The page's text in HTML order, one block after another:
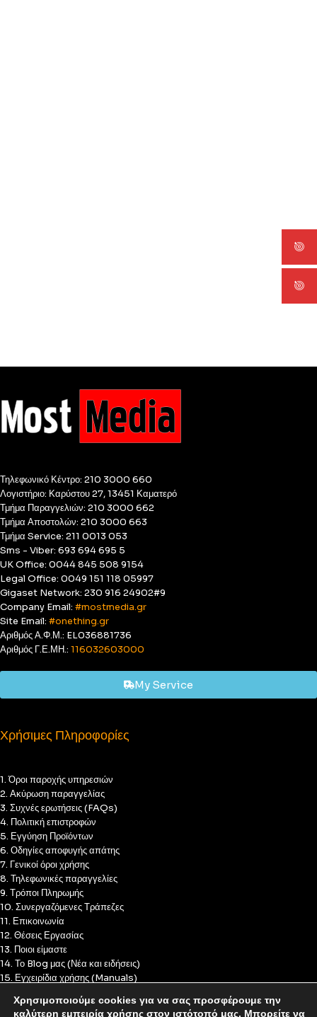
Τηλεφωνικό Κέντρο: 210 3000 660
Λογιστήριο: Καρύστου 27, 13451 Καματερό
Τμήμα Παραγγελιών: 210 3000 662
Τμήμα Αποστολών: 210 3000 663
Τμήμα Service: 211 0013 053
Sms - Viber: 693 694 695 5
UK Office: 0044 845 508 9154
Legal Office: 0049 151 118 05997
Gigaset Network: 230 916 24902#9
Company Email: #mostmedia.gr
Site Email: #onething.gr
Αριθμός Α.Φ.Μ.: EL036881736
Αριθμός Γ.Ε.ΜΗ.: 116032603000
My Service
Χρήσιμες Πληροφορίες
1. Όροι παροχής υπηρεσιών
2. Ακύρωση παραγγελίας
3. Συχνές ερωτήσεις (FAQs)
4. Πολιτική επιστροφών
5. Εγγύηση Προϊόντων
6. Οδηγίες αποφυγής απάτης
7. Γενικοί όροι χρήσης
8. Τηλεφωνικές παραγγελίες
9. Τρόποι Πληρωμής
10. Συνεργαζόμενες Τράπεζες
11. Επικοινωνία
12. Θέσεις Εργασίας
13. Ποιοι είμαστε
14. Το Blog μας (Νέα και ειδήσεις)
15. Εγχειρίδια χρήσης (Manuals)
17. Πολιτική Cookies
Χρησιμοποιούμε cookies για να σας προσφέρουμε την
καλύτερη εμπειρία χρήσης στον ιστότοπό μας. Μπορείτε να